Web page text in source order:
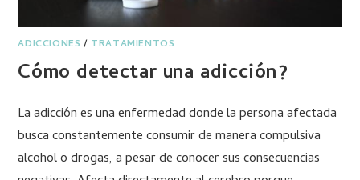
ADICCIONES / TRATAMIENTOS
Cómo detectar una adicción?
La adicción es una enfermedad donde la persona afectada
busca constantemente consumir de manera compulsiva
alcohol o drogas, a pesar de conocer sus consecuencias